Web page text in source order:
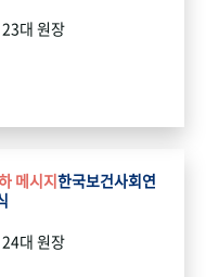
대 원장
메시지한국보건사회연
대 원장